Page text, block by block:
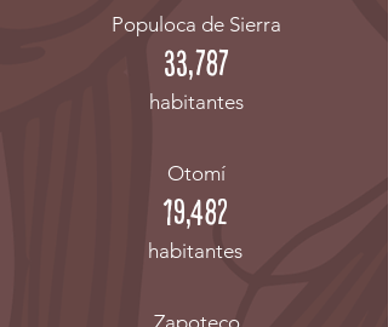
Populoca de Sierra
33,787
habitantes
Otomí
19,482
habitantes
Zapoteco